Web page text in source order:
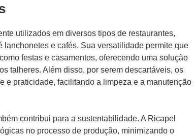
utilizados em diversos tipos de restaurantes,
e cafés. Sua versatilidade permite que
festas e casamentos, oferecendo uma solução
talheres. Além disso, por serem descartáveis, os
e praticidade, facilitando a limpeza e a manutenção
contribui para a sustentabilidade. A Ricapel
no processo de produção, minimizando o